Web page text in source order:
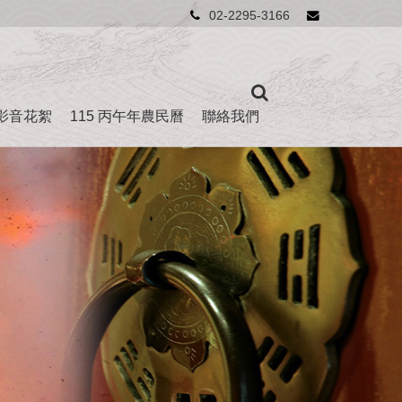
02-2295-3166
音花絮 115 丙午年農民曆 聯絡我們